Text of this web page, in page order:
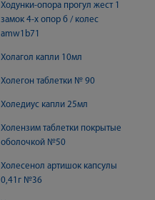
Ходунки-опора прогул жест 1
замок 4-х опор б / колес
amw1b71
Холагол капли 10мл
Холегон таблетки № 90
Холедиус капли 25мл
Холензим таблетки покрытые
оболочкой №50
Холесенол артишок капсулы
0,41г №36